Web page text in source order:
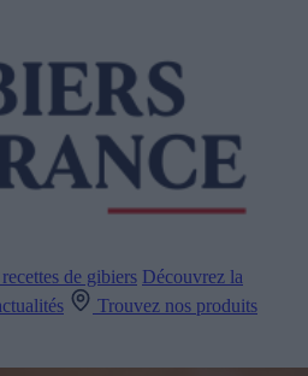
de gibiers Découvrez la
Trouvez nos produits